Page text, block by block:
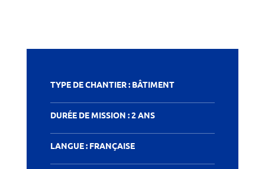
TYPE DE CHANTIER : BÂTIMENT
DURÉE DE MISSION : 2 ANS
LANGUE : FRANÇAISE